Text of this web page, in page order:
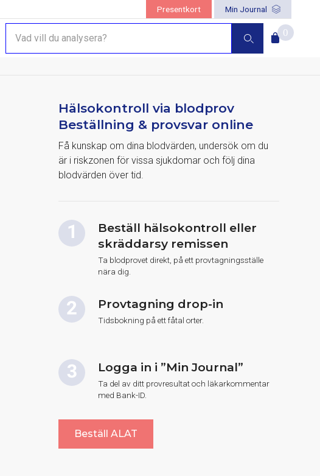
Presentkort Min Journal
0
Hälsokontroll via blodprov
Beställning & provsvar online
Få kunskap om dina blodvärden, undersök om du
är i riskzonen för vissa sjukdomar och följ dina
blodvärden över tid.
Beställ hälsokontroll eller
skräddarsy remissen
Ta blodprovet direkt, på ett provtagningsställe
nära dig.
Provtagning drop-in
Tidsbokning på ett fåtal orter.
Logga in i ”Min Journal”
Ta del av ditt provresultat och läkarkommentar
med Bank-ID.
Beställ ALAT